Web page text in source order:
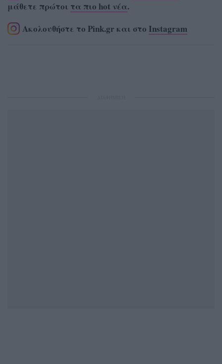
μάθετε πρώτοι τα πιο hot νέα.
Ακολουθήστε το Pink.gr και στο Instagram